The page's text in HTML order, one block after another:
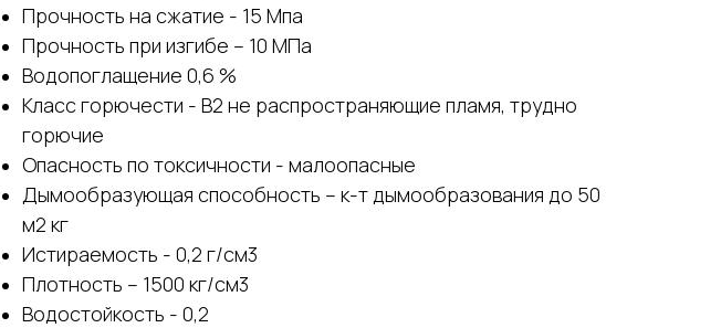
Прочность на сжатие - 15 Мпа
Прочность при изгибе – 10 МПа
Водопоглащение 0,6 %
Класс горючести - В2 не распространяющие пламя, трудно
горючие
Опасность по токсичности - малоопасные
Дымообразующая способность – к-т дымообразования до 50
м2 кг
Истираемость - 0,2 г/см3
Плотность – 1500 кг/см3
Водостойкость - 0,2